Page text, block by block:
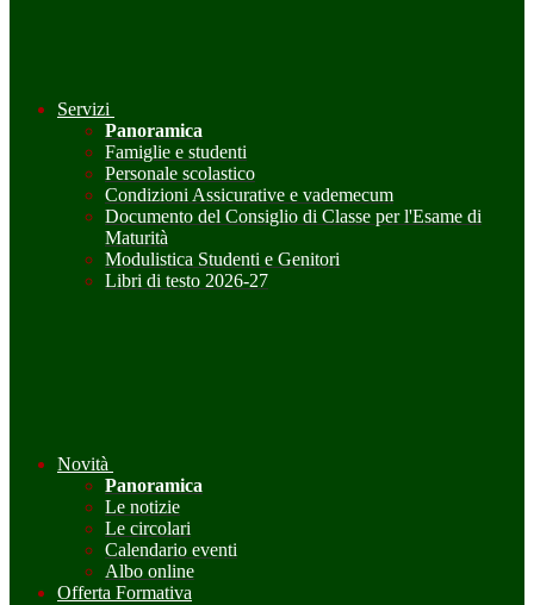
Servizi
Panoramica
Famiglie e studenti
Personale scolastico
Condizioni Assicurative e vademecum
Documento del Consiglio di Classe per l'Esame di
Maturità
Modulistica Studenti e Genitori
Libri di testo 2026-27
Novità
Panoramica
Le notizie
Le circolari
Calendario eventi
Albo online
Offerta Formativa